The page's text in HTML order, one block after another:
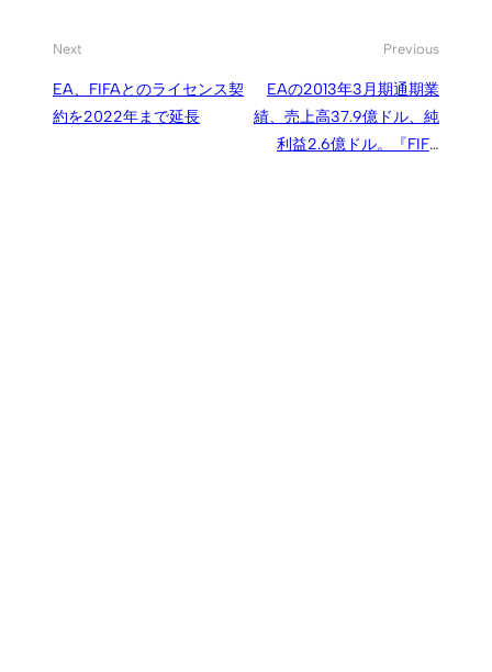
Next
EA、FIFAとのライセンス契
約を2022年まで延長
Previous
EAの2013年3月期通期業
績、売上高37.9億ドル、純
利益2.6億ドル。『FIFA